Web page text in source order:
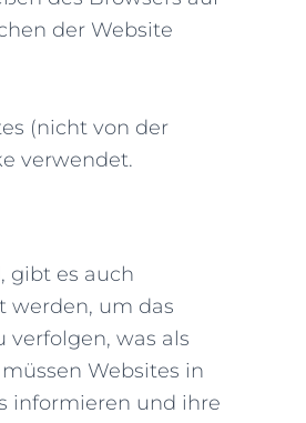
der Website
(nicht von der
verwendet.
gibt es auch
werden, um das
verfolgen, was als
Websites in
informieren und ihre